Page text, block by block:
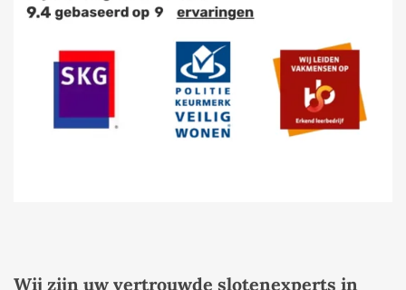
Wij zijn uw vertrouwde slotenexperts in